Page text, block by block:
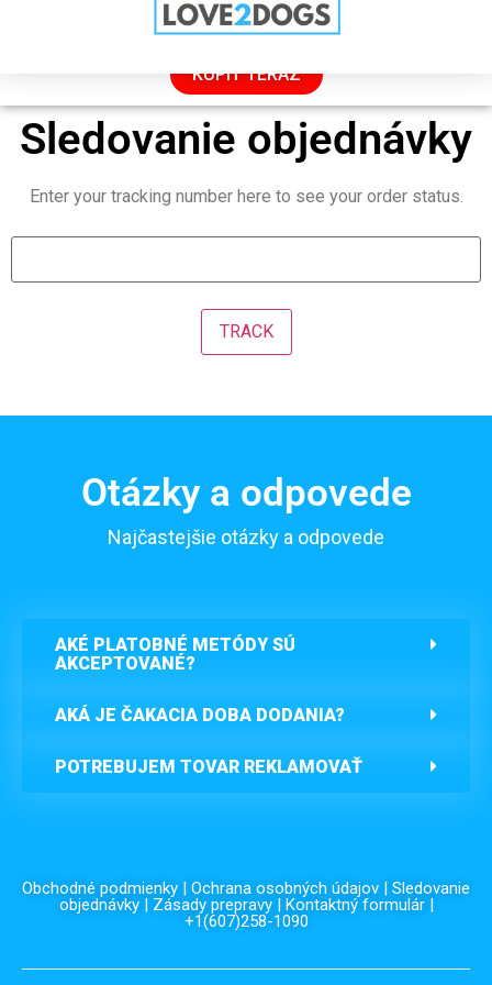
VÝPREDAJ: 50 % ZĽAVA IBA DNES
KÚPIŤ TERAZ
Sledovanie objednávky
Enter your tracking number here to see your order status.
Otázky a odpovede
Najčastejšie otázky a odpovede
AKÉ PLATOBNÉ METÓDY SÚ
AKCEPTOVANÉ?
AKÁ JE ČAKACIA DOBA DODANIA?
POTREBUJEM TOVAR REKLAMOVAŤ
Obchodné podmienky | Ochrana osobných údajov | Sledovanie
objednávky| Zásady prepravy| Kontaktný formulár|
+1(607)258-1090